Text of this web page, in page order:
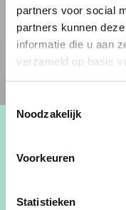
partners voor social
partners kunnen
informatie die u aan
verzameld op basis
Noodzakelijk
Voorkeuren
Statistieken
december 2028